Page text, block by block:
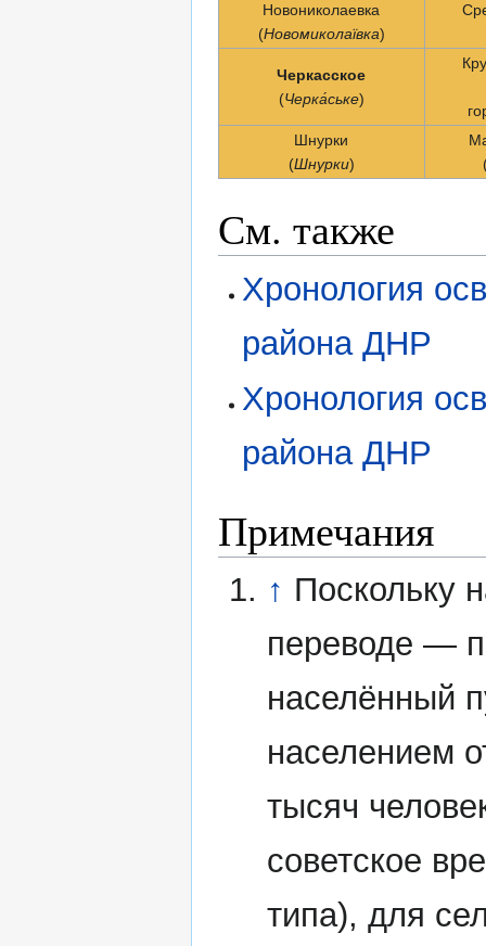
Новониколаевка
(Новомиколаївка)
Черкасское
(Черка́ське)
Шнурки
(Шнурки)
См. также
Хронология
района ДНР
Хронология
района ДНР
Примечания
↑ Поскольку
переводе —
населённый
населением
тысяч
советское
типа), для